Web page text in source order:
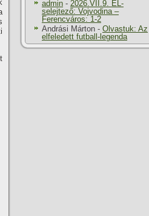
admin - 2026.VII.9. EL-
selejtező: Vojvodina –
Ferencváros: 1-2
Andrási Márton - Olvastuk: Az
elfeledett futball-legenda